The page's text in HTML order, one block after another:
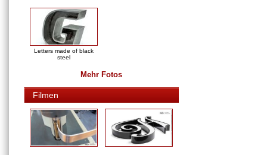
Letters made of black
steel
Mehr Fotos
Filmen